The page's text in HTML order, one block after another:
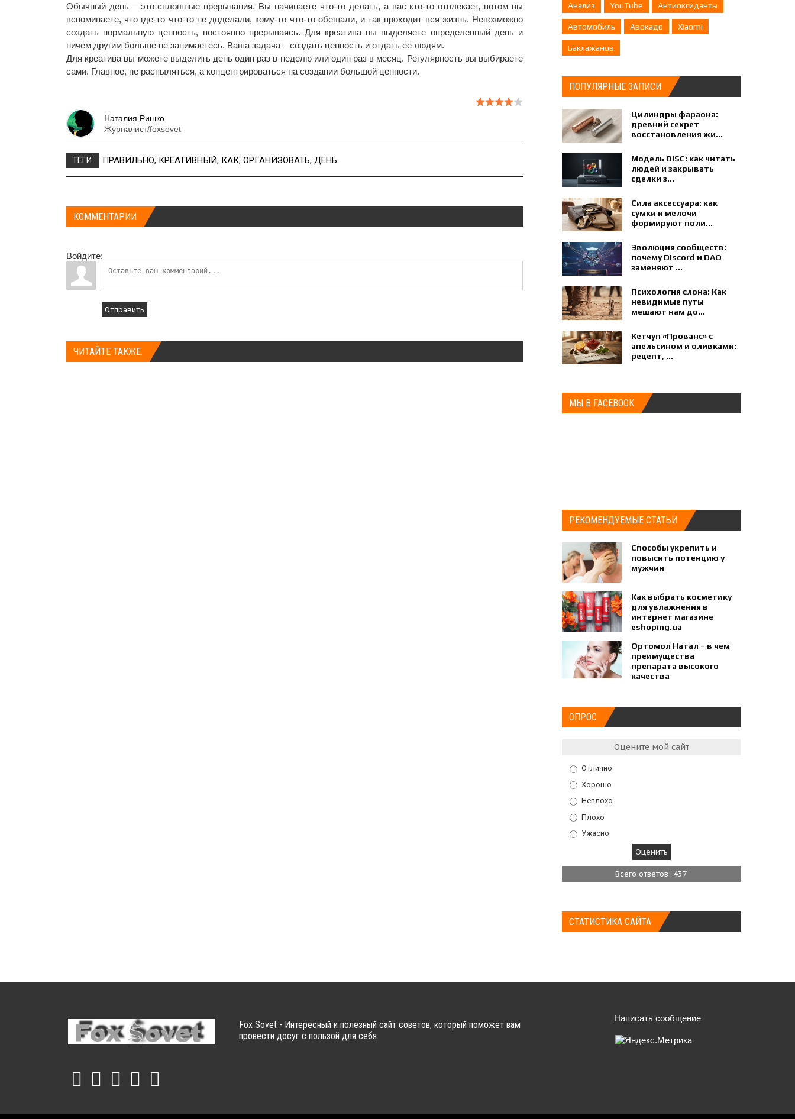
Обычный день – это сплошные прерывания. Вы начинаете что-то делать, а вас кто-то отвлекает, потом вы
вспоминаете, что где-то что-то не доделали, кому-то что-то обещали, и так проходит вся жизнь. Невозможно
создать нормальную ценность, постоянно прерываясь. Для креатива вы выделяете определенный день и
ничем другим больше не занимаетесь. Ваша задача – создать ценность и отдать ее людям.
Для креатива вы можете выделить день один раз в неделю или один раз в месяц. Регулярность вы выбираете
сами. Главное, не распыляться, а концентрироваться на создании большой ценности.
Наталия Ришко
Журналист/foxsovet
ТЕГИ: ПРАВИЛЬНО, КРЕАТИВНЫЙ, КАК, ОРГАНИЗОВАТЬ, ДЕНЬ
КОММЕНТАРИИ
Войдите:
Отправить
ЧИТАЙТЕ ТАКЖЕ:
Анализ YouTube Антиоксиданты
Автомобиль Авокадо Xiaomi
Баклажанов
ПОПУЛЯРНЫЕ ЗАПИСИ
Цилиндры фараона:
древний секрет
восстановления жи...
Модель DISC: как читать
людей и закрывать
сделки з...
Сила аксессуара: как
сумки и мелочи
формируют поли...
Эволюция сообществ:
почему Discord и DAO
заменяют ...
Психология слона: Как
невидимые путы
мешают нам до...
Кетчуп «Прованс» с
апельсином и оливками:
рецепт, ...
МЫ В FACEBOOK
РЕКОМЕНДУЕМЫЕ СТАТЬИ
Способы укрепить и
повысить потенцию у
мужчин
Как выбрать косметику
для увлажнения в
интернет магазине
eshoping.ua
Ортомол Натал – в чем
преимущества
препарата высокого
качества
ОПРОС
Оцените мой сайт
Отлично
Хорошо
Неплохо
Плохо
Ужасно
Всего ответов: 437
СТАТИСТИКА САЙТА
Fox Sovet - Интересный и полезный сайт советов, который поможет вам
провести досуг с пользой для себя.
Написать сообщение